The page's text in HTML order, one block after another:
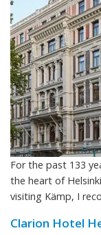
For the past 133
the heart of
visiting Kämp, I
Clarion Hotel